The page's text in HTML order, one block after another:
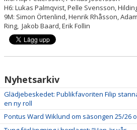
H6: Lukas Palmqvist, Pelle Svensson,
9M: Simon Örtenlind, Henrik Rhåsson,
Ring, Jakob Baard, Erik Follin
Nyhetsarkiv
Glädjebeskedet: Publikfavoriten Filip
en ny roll
Pontus Ward Wiklund om säsongen 25/26